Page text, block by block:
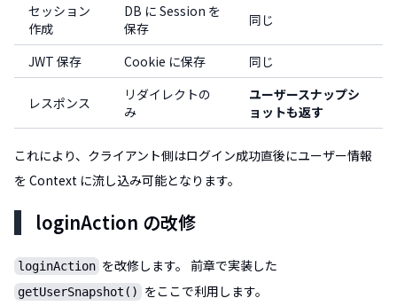
セッション
作成
DB に Session を
保存
同じ
JWT 保存 Cookie に保存 同じ
レスポンス
リダイレクトの
み
ユーザースナップシ
ョットも返す
これにより、クライアント側はログイン成功直後にユーザー情報
を Context に流し込み可能となります。
loginAction の改修
loginAction を改修します。 前章で実装した
getUserSnapshot()
をここで利用します。